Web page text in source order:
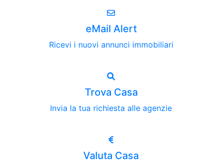
eMail Alert
Ricevi i nuovi annunci immobiliari
Trova Casa
Invia la tua richiesta alle agenzie
Valuta Casa